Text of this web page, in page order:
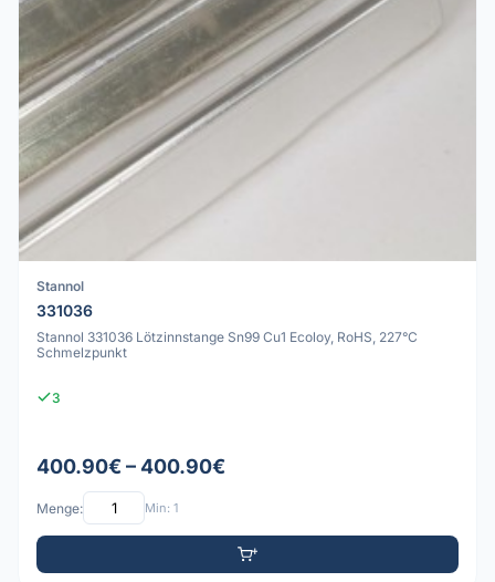
Stannol
331036
Stannol 331036 Lötzinnstange Sn99 Cu1 Ecoloy, RoHS, 227°C
Schmelzpunkt
3
400.90€ – 400.90€
Menge: Min: 1